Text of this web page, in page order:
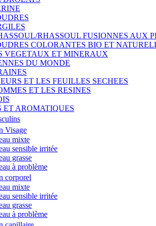
RHASSOUL FUSIONNES AUX
COLORANTES BIO ET
VEGETAUX ET MINERAUX
DU MONDE
ET LES FEUILLES SECHEES
ET LES RESINES
ET AROMATIQUES
Visage
mixte
sensible irritée
grasse
à problème
corporel
mixte
sensible irritée
grasse
à problème